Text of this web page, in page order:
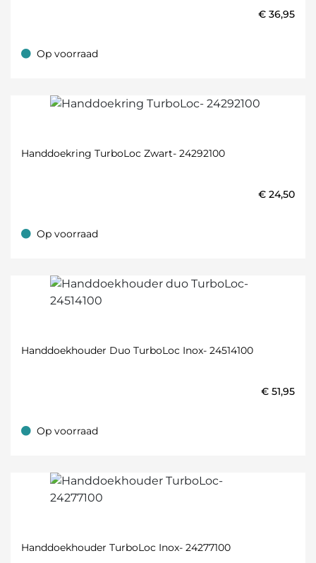
€ 36,95
Op voorraad
Op voorraad
Handdoekring TurboLoc Zwart- 24292100
€ 24,50
Op voorraad
Op voorraad
Handdoekhouder Duo TurboLoc Inox- 24514100
€ 51,95
Op voorraad
Op voorraad
Handdoekhouder TurboLoc Inox- 24277100